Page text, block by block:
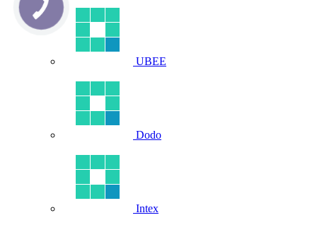
UBEE
Dodo
Intex